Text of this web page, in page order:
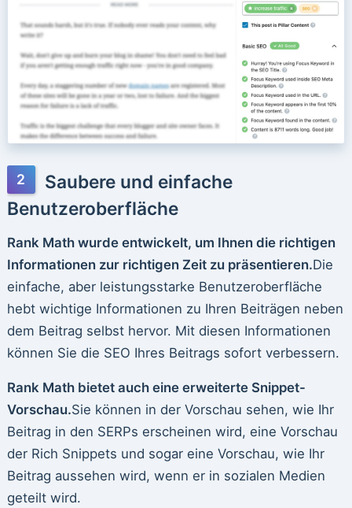
Saubere und einfache
Benutzeroberfläche
Rank Math wurde entwickelt, um Ihnen die richtigen
Informationen zur richtigen Zeit zu präsentieren.Die
einfache, aber leistungsstarke Benutzeroberfläche
hebt wichtige Informationen zu Ihren Beiträgen neben
dem Beitrag selbst hervor. Mit diesen Informationen
können Sie die SEO Ihres Beitrags sofort verbessern.
Rank Math bietet auch eine erweiterte Snippet-
Vorschau.Sie können in der Vorschau sehen, wie Ihr
Beitrag in den SERPs erscheinen wird, eine Vorschau
der Rich Snippets und sogar eine Vorschau, wie Ihr
Beitrag aussehen wird, wenn er in sozialen Medien
geteilt wird.